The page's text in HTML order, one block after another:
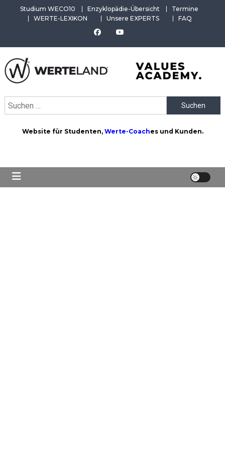
Studium WECO10 Enzyklopädie-Übersicht
Termine
WERTE-LEXIKON
Unsere EXPERTS FAQ
Akademie. Wertvolles für Werte-Coaches.
Suchen
nach:
Website für Studenten, Werte-Coaches und Kunden.